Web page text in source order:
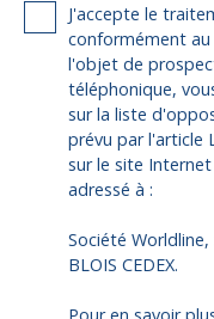
J'accepte le
conformément au
l'objet de
téléphonique,
sur la liste
prévu par l'article
sur le site
adressé à :
Société Worldline,
BLOIS CEDEX.